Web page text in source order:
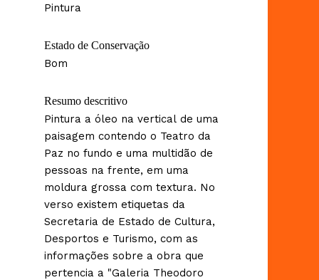
Pintura
Estado de Conservação
Bom
Resumo descritivo
Pintura a óleo na vertical de uma
paisagem contendo o Teatro da
Paz no fundo e uma multidão de
pessoas na frente, em uma
moldura grossa com textura. No
verso existem etiquetas da
Secretaria de Estado de Cultura,
Desportos e Turismo, com as
informações sobre a obra que
pertencia a "Galeria Theodoro